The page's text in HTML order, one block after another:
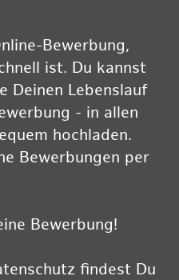
Bewerbung,
ist. Du kannst
Deinen Lebenslauf
- in allen
hochladen.
Bewerbungen per
Bewerbung!
findest Du